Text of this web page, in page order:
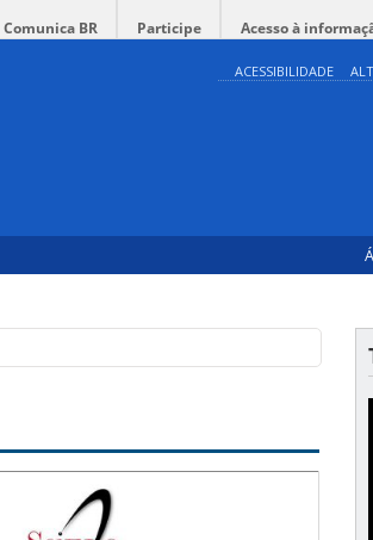
Comunica BR Participe Acesso à
ACESSIBILIDADE